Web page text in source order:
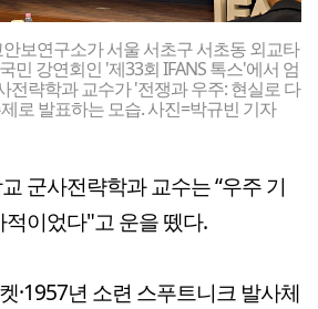
보연구소가 서울 서초구 서초동 외교타
민 강연회인 '제33회 IFANS 톡스'에서 엄
전략학과 교수가 '전쟁과 우주: 현실로 다
로 발표하는 모습. 사진=박규빈 기자
군사전략학과 교수는 “우주 기
이었다"고 운을 뗐다.
·1957년 소련 스푸트니크 발사체